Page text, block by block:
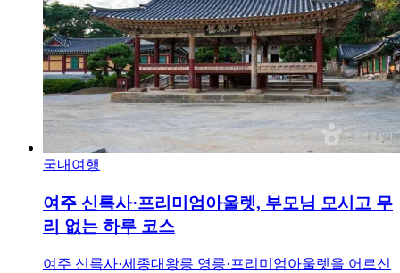
국내여행
여주 신륵사·프리미엄아울렛, 부모님 모시고 무
리 없는 하루 코스
여주 신륵사·세종대왕릉 영릉·프리미엄아울렛을 어르신